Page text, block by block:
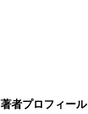
著者プロフィール